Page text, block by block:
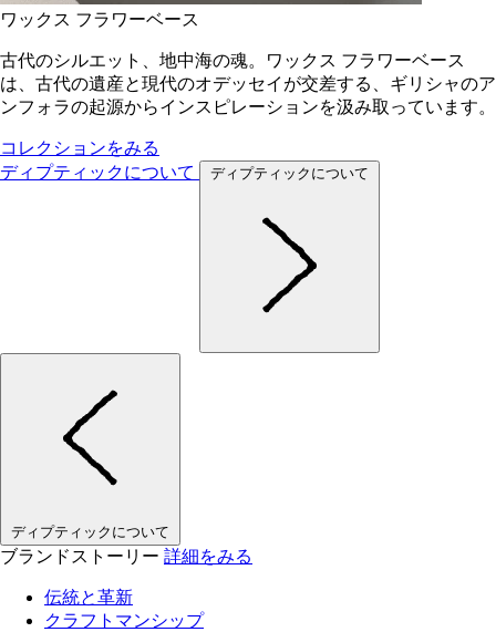
ワックス フラワーベース
古代のシルエット、地中海の魂。ワックス フラワーベース
は、古代の遺産と現代のオデッセイが交差する、ギリシャのア
ンフォラの起源からインスピレーションを汲み取っています。
コレクションをみる
ディプティックについて
ディプティックについて
ディプティックについて
ブランドストーリー 詳細をみる
伝統と革新
クラフトマンシップ